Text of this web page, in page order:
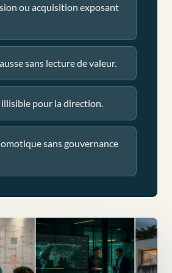
ou acquisition exposant
sans lecture de valeur.
pour la direction.
sans gouvernance